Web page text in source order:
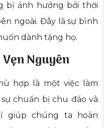
bị ảnh hưởng bởi thời
ngoài. Đây là sự bình
dành tặng họ.
Nguyên
hợp là một việc làm
chuẩn bị chu đáo và
giúp chúng ta hoàn